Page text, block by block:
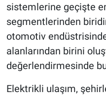
sistemlerine geçişte
segmentlerinden
otomotiv
alanlarından birini
değerlendirmesinde
Elektrikli ulaşım,